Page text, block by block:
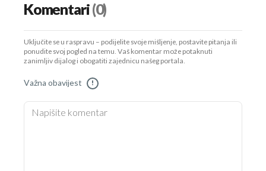
Komentari(0)
Uključite se u raspravu – podijelite svoje mišljenje, postavite pitanja ili
ponudite svoj pogled na temu. Vaš komentar može potaknuti
zanimljiv dijalog i obogatiti zajednicu našeg portala.
Važna obavijest !